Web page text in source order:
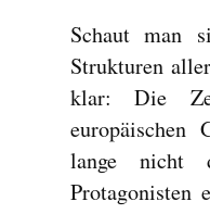
Schaut man
Strukturen
klar: Die
europäischen
lange nicht
Protagonisten